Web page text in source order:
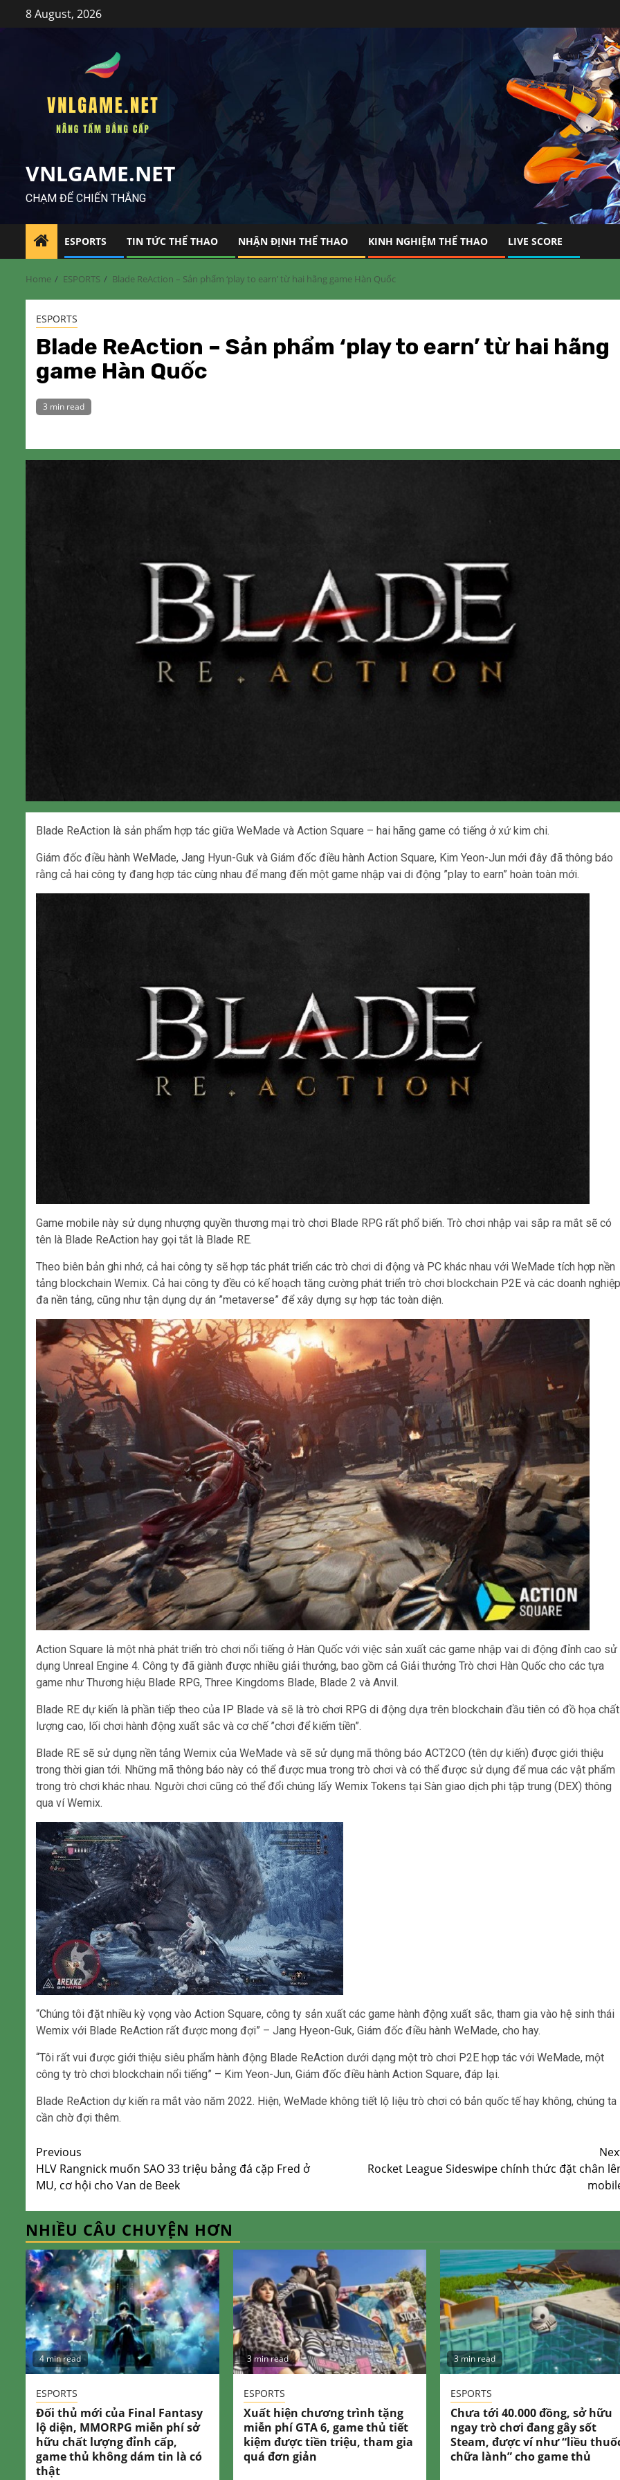
8 August, 2026
VNLGAME.NET
CHẠM ĐỂ CHIẾN THẮNG
ESPORTS TIN TỨC THỂ THAO NHẬN ĐỊNH THỂ THAO KINH NGHIỆM THỂ THAO LIVE SCORE
Home ESPORTS Blade ReAction – Sản phẩm ‘play to earn’ từ hai hãng game Hàn Quốc
ESPORTS
Blade ReAction – Sản phẩm ‘play to earn’ từ hai hãng
game Hàn Quốc
3 min read
Blade ReAction là sản phẩm hợp tác giữa WeMade và Action Square – hai hãng game có tiếng ở xứ kim chi.
Giám đốc điều hành WeMade, Jang Hyun-Guk và Giám đốc điều hành Action Square, Kim Yeon-Jun mới đây đã thông báo
rằng cả hai công ty đang hợp tác cùng nhau để mang đến một game nhập vai di động ”play to earn” hoàn toàn mới.
Game mobile này sử dụng nhượng quyền thương mại trò chơi Blade RPG rất phổ biến. Trò chơi nhập vai sắp ra mắt sẽ có
tên là Blade ReAction hay gọi tắt là Blade RE.
Theo biên bản ghi nhớ, cả hai công ty sẽ hợp tác phát triển các trò chơi di động và PC khác nhau với WeMade tích hợp nền
tảng blockchain Wemix. Cả hai công ty đều có kế hoạch tăng cường phát triển trò chơi blockchain P2E và các doanh nghiệp
đa nền tảng, cũng như tận dụng dự án ”metaverse” để xây dựng sự hợp tác toàn diện.
Action Square là một nhà phát triển trò chơi nổi tiếng ở Hàn Quốc với việc sản xuất các game nhập vai di động đỉnh cao sử
dụng Unreal Engine 4. Công ty đã giành được nhiều giải thưởng, bao gồm cả Giải thưởng Trò chơi Hàn Quốc cho các tựa
game như Thương hiệu Blade RPG, Three Kingdoms Blade, Blade 2 và Anvil.
Blade RE dự kiến ​​là phần tiếp theo của IP Blade và sẽ là trò chơi RPG di động dựa trên blockchain đầu tiên có đồ họa chất
lượng cao, lối chơi hành động xuất sắc và cơ chế ”chơi để kiếm tiền”.
Blade RE sẽ sử dụng nền tảng Wemix của WeMade và sẽ sử dụng mã thông báo ACT2CO (tên dự kiến) được giới thiệu
trong thời gian tới. Những mã thông báo này có thể được mua trong trò chơi và có thể được sử dụng để mua các vật phẩm
trong trò chơi khác nhau. Người chơi cũng có thể đổi chúng lấy Wemix Tokens tại Sàn giao dịch phi tập trung (DEX) thông
qua ví Wemix.
“Chúng tôi đặt nhiều kỳ vọng vào Action Square, công ty sản xuất các game hành động xuất sắc, tham gia vào hệ sinh thái
Wemix với Blade ReAction rất được mong đợi” – Jang Hyeon-Guk, Giám đốc điều hành WeMade, cho hay.
“Tôi rất vui được giới thiệu siêu phẩm hành động Blade ReAction dưới dạng một trò chơi P2E hợp tác với WeMade, một
công ty trò chơi blockchain nổi tiếng” – Kim Yeon-Jun, Giám đốc điều hành Action Square, đáp lại.
Blade ReAction dự kiến ​​ra mắt vào năm 2022. Hiện, WeMade không tiết lộ liệu trò chơi có bản quốc tế hay không, chúng ta
cần chờ đợi thêm.
Continue
Reading
Previous
HLV Rangnick muốn SAO 33 triệu bảng đá cặp Fred ở
MU, cơ hội cho Van de Beek
Rocket League Sideswipe chính thức đặt chân
NHIỀU CÂU CHUYỆN HƠN
4 min read
ESPORTS
Đối thủ mới của Final Fantasy
lộ diện, MMORPG miễn phí sở
hữu chất lượng đỉnh cấp,
game thủ không dám tin là có
thật
3 min read
ESPORTS
Xuất hiện chương trình tặng
miễn phí GTA 6, game thủ tiết
kiệm được tiền triệu, tham gia
quá đơn giản
3 min read
ESPORTS
Chưa tới 40.000 đồng, sở hữu
ngay trò chơi đang gây sốt
Steam, được ví như “liều
chữa lành” cho game thủ